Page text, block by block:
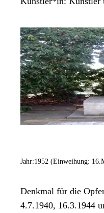
Jahr:1952 (Einweihung:
Denkmal für die
4.7.1940, 16.3.1944